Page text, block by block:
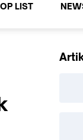
LIST